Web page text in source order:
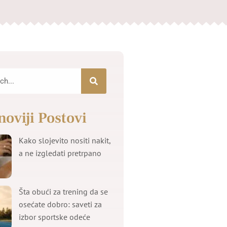
Postovi
Kako slojevito nositi nakit,
a ne izgledati pretrpano
Šta obući za trening da se
osećate dobro: saveti za
izbor sportske odeće